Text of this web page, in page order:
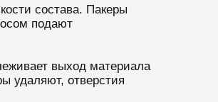
состава. Пакеры
подают
выход материала
удаляют, отверстия